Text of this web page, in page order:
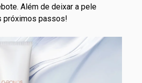
Além de deixar a pele
próximos passos!